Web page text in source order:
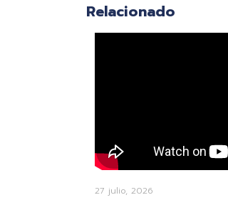
Relacionado
27 julio, 2026